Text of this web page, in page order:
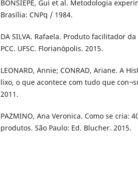
BONSIEPE, Gui et al. Metodologia
Brasília: CNPq / 1984.
DA SILVA. Rafaela. Produto facilitador
PCC. UFSC. Florianópolis. 2015.
LEONARD, Annie; CONRAD, Ariane. A
lixo, o que acontece com tudo que
2011.
PAZMINO, Ana Veronica. Como se cria:
produtos. São Paulo: Ed. Blucher. 2015.